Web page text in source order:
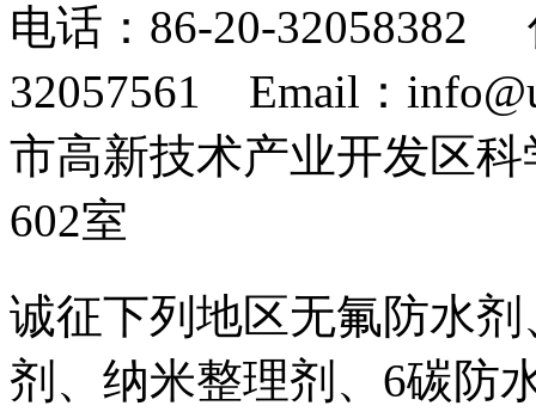
电话：86-20-32058382
32057561 Email：
市高新技术产业开发区
602室
诚征下列地区无氟防水
剂、纳米整理剂、6碳防